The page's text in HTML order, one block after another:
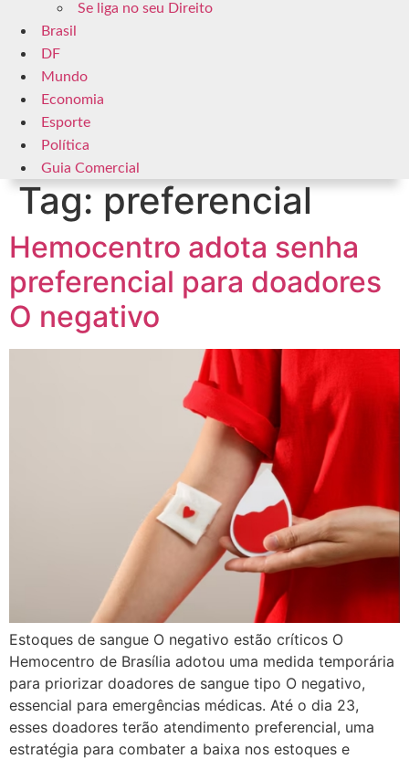
Se liga no seu Direito
Brasil
DF
Mundo
Economia
Esporte
Política
Guia Comercial
Tag:preferencial
Hemocentro adota senha
preferencial para doadores
O negativo
Estoques de sangue O negativo estão críticos O
Hemocentro de Brasília adotou uma medida temporária
para priorizar doadores de sangue tipo O negativo,
essencial para emergências médicas. Até o dia 23,
esses doadores terão atendimento preferencial, uma
estratégia para combater a baixa nos estoques e